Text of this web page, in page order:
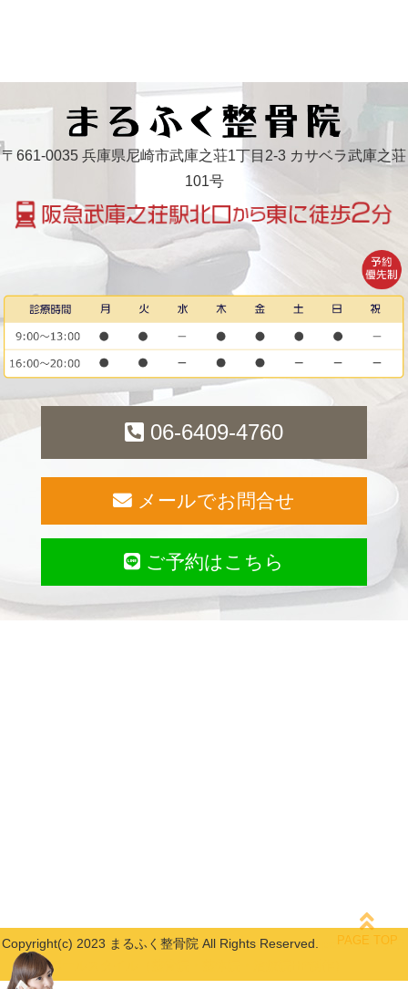
〒661-0035 兵庫県尼崎市武庫之荘1丁目2-3 カサベラ武庫之荘
101号
06-6409-4760
メールでお問合せ
ご予約はこちら
Copyright(c) 2023 まるふく整骨院 All Rights Reserved.
powered by ラ
ポールスタイル（整骨院・整体院・治療院HP制作）